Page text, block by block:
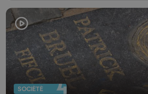
Guillemins...
SOCIÉTÉ